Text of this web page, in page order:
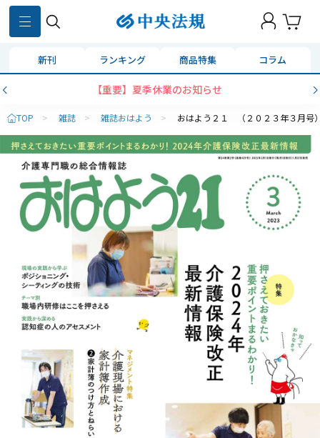
新刊 ランキング 商品特集 コラム
【重要】夏季休業のお知らせ
TOP > 雑誌 > 雑誌おはよう > おはよう２１ （２０２３年３月号